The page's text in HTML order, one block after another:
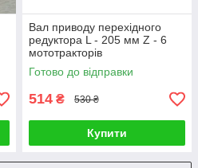
Вал приводу перехідного
редуктора L - 205 мм Z - 6
мототракторів
Готово до відправки
514 ₴ 530 ₴
Купити